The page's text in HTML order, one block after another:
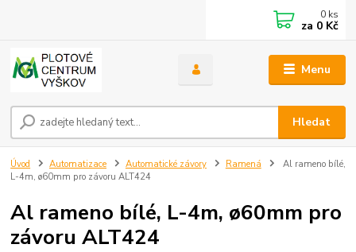
Menu
Hledat
0 ks
za 0 Kč
Úvod Automatizace Automatické závory Ramená
Al rameno bílé,
L-4m, ø60mm pro závoru ALT424
Al rameno bílé, L-4m, ø60mm pro
závoru ALT424